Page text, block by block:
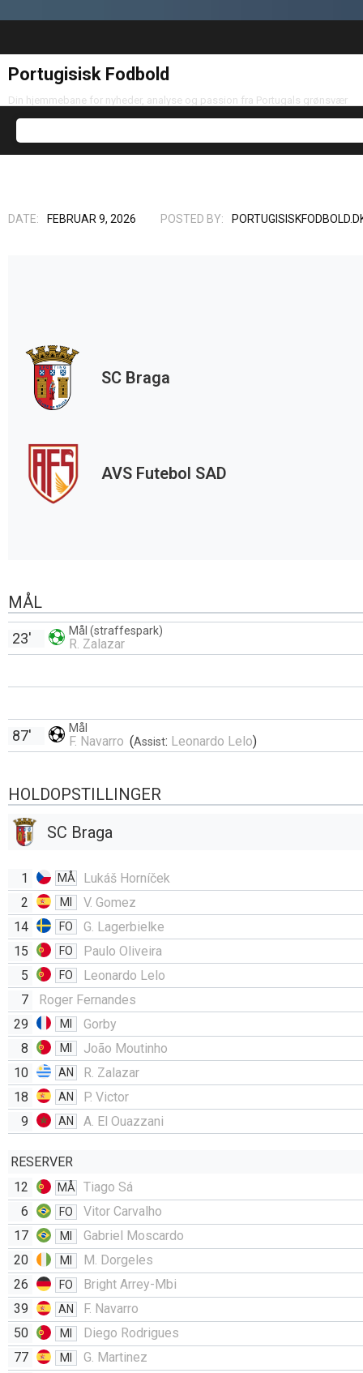
Portugisisk Fodbold
Din hjemmebane for nyheder, analyse og passion fra Portugals grønsvær
DATE: FEBRUAR 9, 2026 POSTED BY:
SC Braga
AVS Futebol SAD
MÅL
Mål (straffespark)
R. Zalazar
23'
Mål
F. Navarro (Assist: Leonardo Lelo)
87'
HOLDOPSTILLINGER
SC Braga
1 MÅ
Lukáš Horníček
2
MI
V. Gomez
14
FO
G. Lagerbielke
15
FO
Paulo Oliveira
5
FO
Leonardo Lelo
7
Roger Fernandes
29
MI
Gorby
8
MI
João Moutinho
10
AN
R. Zalazar
18
AN
P. Victor
9
AN A. El Ouazzani
RESERVER
12
MÅ
Tiago Sá
6
FO
Vitor Carvalho
17
MI
Gabriel Moscardo
20
MI
M. Dorgeles
26
FO
Bright Arrey-Mbi
39
AN
F. Navarro
50
MI
Diego Rodrigues
77
MI
G. Martinez